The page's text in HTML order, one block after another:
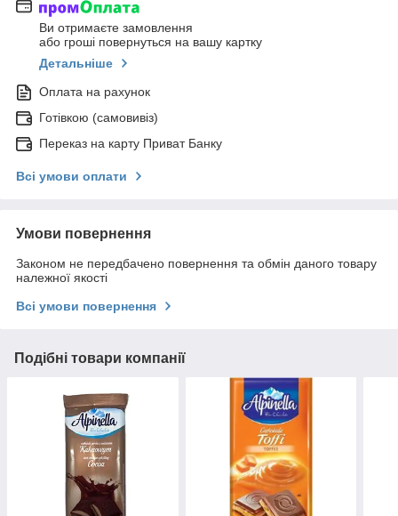
Ви отримаєте замовлення
або гроші повернуться на вашу картку
Детальніше
Оплата на рахунок
Готівкою (самовивіз)
Переказ на карту Приват Банку
Всі умови оплати
Умови повернення
Законом не передбачено повернення та обмін даного товару
належної якості
Всі умови повернення
Подібні товари компанії